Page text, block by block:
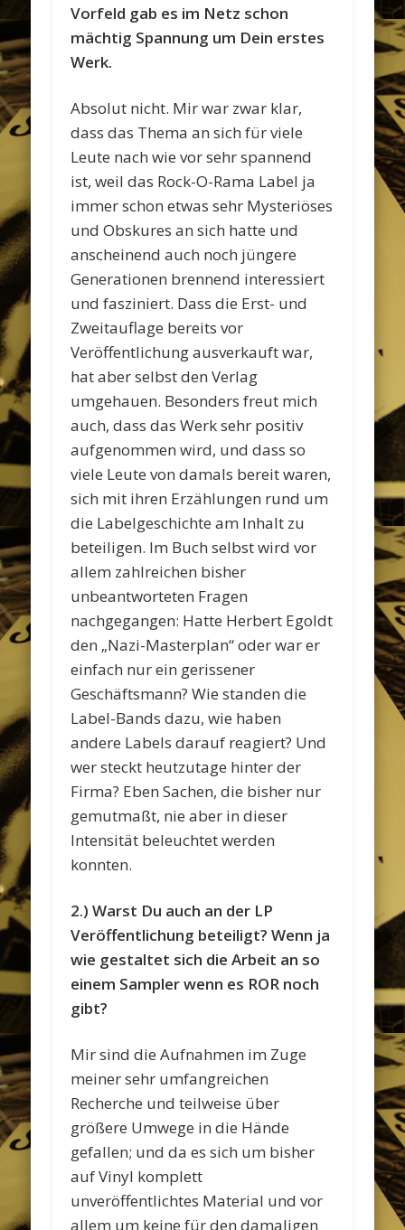
Vorfeld gab es im Netz schon
mächtig Spannung um Dein erstes
Werk.
Absolut nicht. Mir war zwar klar,
dass das Thema an sich für viele
Leute nach wie vor sehr spannend
ist, weil das Rock-O-Rama Label ja
immer schon etwas sehr Mysteriöses
und Obskures an sich hatte und
anscheinend auch noch jüngere
Generationen brennend interessiert
und fasziniert. Dass die Erst- und
Zweitauflage bereits vor
Veröffentlichung ausverkauft war,
hat aber selbst den Verlag
umgehauen. Besonders freut mich
auch, dass das Werk sehr positiv
aufgenommen wird, und dass so
viele Leute von damals bereit waren,
sich mit ihren Erzählungen rund um
die Labelgeschichte am Inhalt zu
beteiligen. Im Buch selbst wird vor
allem zahlreichen bisher
unbeantworteten Fragen
nachgegangen: Hatte Herbert Egoldt
den „Nazi-Masterplan“ oder war er
einfach nur ein gerissener
Geschäftsmann? Wie standen die
Label-Bands dazu, wie haben
andere Labels darauf reagiert? Und
wer steckt heutzutage hinter der
Firma? Eben Sachen, die bisher nur
gemutmaßt, nie aber in dieser
Intensität beleuchtet werden
konnten.
2.) Warst Du auch an der LP
Veröffentlichung beteiligt? Wenn ja
wie gestaltet sich die Arbeit an so
einem Sampler wenn es ROR noch
gibt?
Mir sind die Aufnahmen im Zuge
meiner sehr umfangreichen
Recherche und teilweise über
größere Umwege in die Hände
gefallen; und da es sich um bisher
auf Vinyl komplett
unveröffentlichtes Material und vor
allem um keine für den damaligen